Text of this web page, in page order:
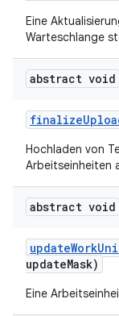
Eine
Warteschlange
abstract void
finalize
Hochladen von
Arbeitseinheiten
abstract void
updateWork
updateMask)
Eine